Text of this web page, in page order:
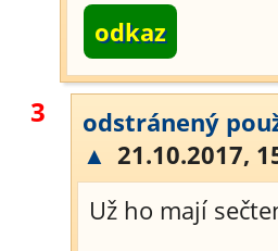
odkaz
3
odstránený
▲ 21.10.2017,
Už ho mají